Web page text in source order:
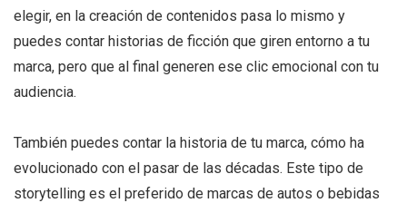
elegir, en la creación de contenidos pasa lo mismo y
puedes contar historias de ficción que giren entorno a tu
marca, pero que al final generen ese clic emocional con tu
audiencia.
También puedes contar la historia de tu marca, cómo ha
evolucionado con el pasar de las décadas. Este tipo de
storytelling es el preferido de marcas de autos o bebidas